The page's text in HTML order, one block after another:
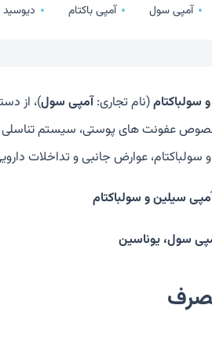
آمپی سول آمپی باکتام دیوسید
سولباکتام(نام تجاری:آمپی سول)، از
عفونت های پوستی، سیستم تناسلی
عوارض جانبی و تداخلات
سیلین و سولباکتام
سول، یوناسین